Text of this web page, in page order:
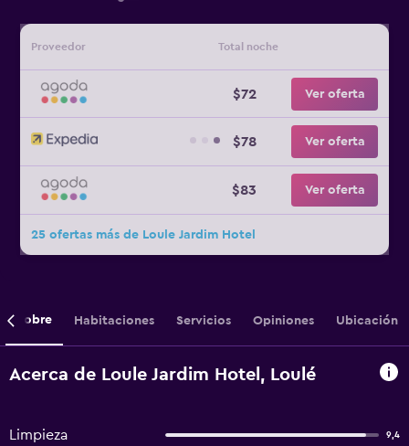
Proveedor Total noche
$72 Ver oferta
$78 Ver oferta
$83 Ver oferta
25 ofertas más de Loule Jardim Hotel
Sobre Habitaciones Servicios Opiniones Ubicación
Acerca de Loule Jardim Hotel, Loulé
Limpieza 9,4